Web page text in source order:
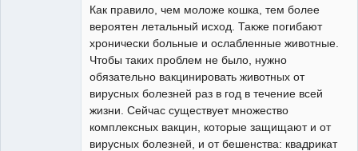
Как правило, чем моложе кошка, тем более
вероятен летальный исход. Также погибают
хронически больные и ослабленные животные.
Чтобы таких проблем не было, нужно
обязательно вакцинировать животных от
вирусных болезней раз в год в течение всей
жизни. Сейчас существует множество
комплексных вакцин, которые защищают и от
вирусных болезней, и от бешенства: квадрикат